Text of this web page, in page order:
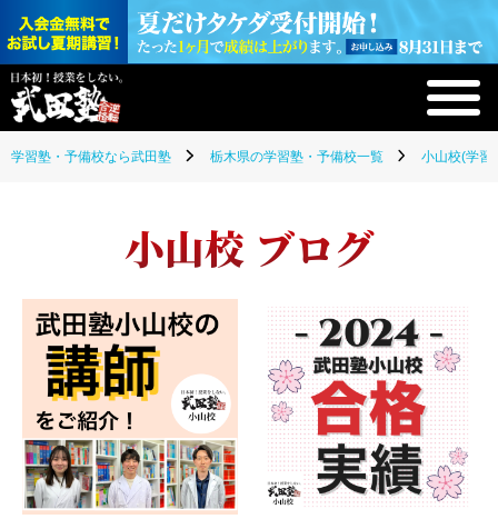
学習塾・予備校なら武田塾 栃木県の学習塾・予備校一覧 小山校(学習
小山校 ブログ